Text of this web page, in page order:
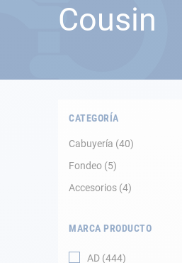
SeguridadCousin
CATEGORÍA
Cabuyería 40
Fondeo 5
Accesorios 4
MARCA PRODUCTO
AD 444